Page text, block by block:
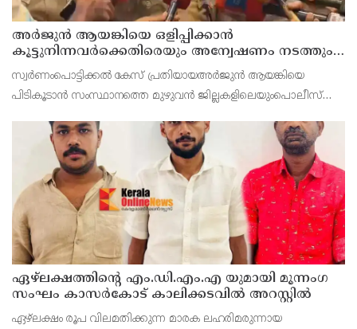
അർജുൻ ആയങ്കിയെ ഒളിപ്പിക്കാൻ
കൂട്ടുനിന്നവർക്കെതിരെയും അന്വേഷണം നടത്തും:
കണ്ണൂർ റേഞ്ച് ഡി. ഐ ജി കെ. കാർത്തിക്ക്
സ്വർണംപൊട്ടിക്കൽ കേസ് പ്രതിയായഅർജുൻ ആയങ്കിയെ
പിടികൂടാൻ സംസ്ഥാനത്തെ മുഴുവൻ ജില്ലകളിലെയുംപൊലീസ്
ഏഴ്ലക്ഷത്തിൻ്റെ എം.ഡി.എം.എ യുമായി മൂന്നംഗ
സംഘം കാസർകോട് കാലിക്കടവിൽ അറസ്റ്റിൽ
ഏഴ്ലക്ഷം രൂപ വിലമതിക്കുന്ന മാരക ലഹരിമരുന്നായ